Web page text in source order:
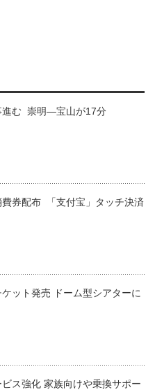
進む 崇明―宝山が17分
券配布 「支付宝」タッチ決済
ケット発売 ドーム型シアターに
ス強化 家族向けや乗換サポー